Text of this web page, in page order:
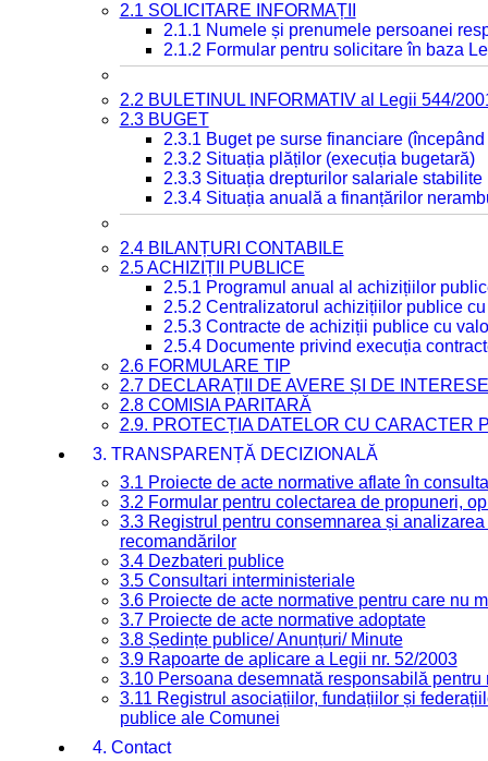
2.1 SOLICITARE INFORMAȚII
2.1.1 Numele și prenumele persoanei
2.1.2 Formular pentru solicitare în baza
2.2 BULETINUL INFORMATIV al Legii 544/
2.3 BUGET
2.3.1 Buget pe surse financiare
2.3.2 Situația plăților (execuția bugetară)
2.3.3 Situația drepturilor salariale
2.3.4 Situația anuală a finanțărilor
2.4 BILANȚURI CONTABILE
2.5 ACHIZIȚII PUBLICE
2.5.1 Programul anual al achizițiilor
2.5.2 Centralizatorul achizițiilor publice
2.5.3 Contracte de achiziții publice cu
2.5.4 Documente privind execuția
2.6 FORMULARE TIP
2.7 DECLARAȚII DE AVERE ȘI DE INTERESE
2.8 COMISIA PARITARĂ
2.9. PROTECȚIA DATELOR CU CARACTER
3. TRANSPARENȚĂ DECIZIONALĂ
3.1 Proiecte de acte normative aflate în
3.2 Formular pentru colectarea de propuneri,
3.3 Registrul pentru consemnarea și
recomandărilor
3.4 Dezbateri publice
3.5 Consultari interministeriale
3.6 Proiecte de acte normative pentru care nu
3.7 Proiecte de acte normative adoptate
3.8 Ședințe publice/ Anunțuri/ Minute
3.9 Rapoarte de aplicare a Legii nr. 52/2003
3.10 Persoana desemnată responsabilă
3.11 Registrul asociațiilor, fundațiilor și
publice ale Comunei
4. Contact